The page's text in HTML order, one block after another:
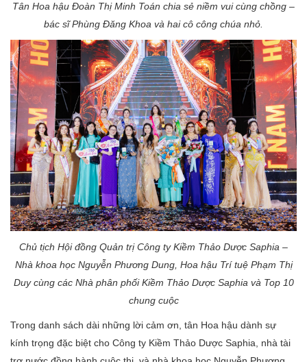
Tân Hoa hậu Đoàn Thị Minh Toán chia sẻ niềm vui cùng chồng –
bác sĩ Phùng Đăng Khoa và hai cô công chúa nhỏ.
Chủ tịch Hội đồng Quản trị Công ty Kiềm Thảo Dược Saphia –
Nhà khoa học Nguyễn Phương Dung, Hoa hậu Trí tuệ Phạm Thị
Duy cùng các Nhà phân phối Kiềm Thảo Dược Saphia và Top 10
chung cuộc
Trong danh sách dài những lời cảm ơn, tân Hoa hậu dành sự
kính trọng đặc biệt cho Công ty Kiềm Thảo Dược Saphia, nhà tài